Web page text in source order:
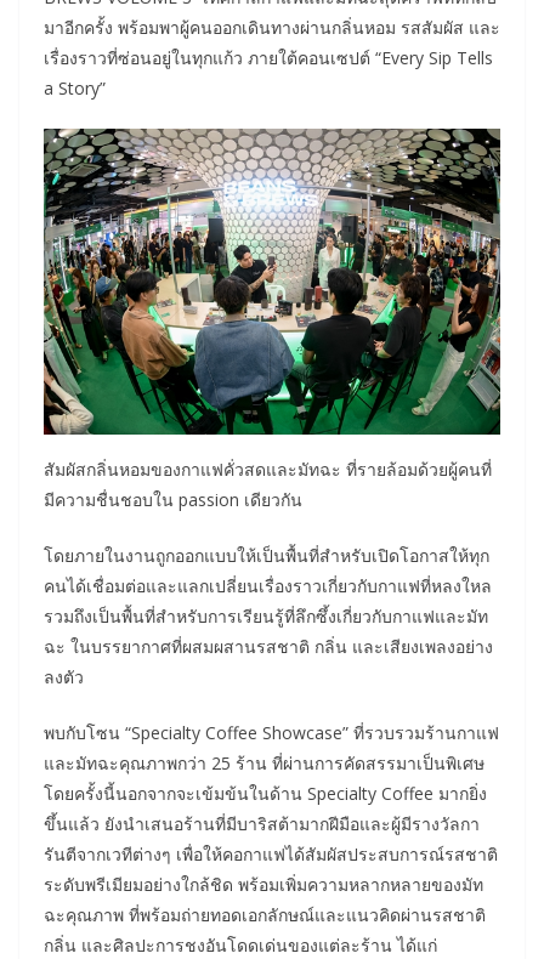
มาอีกครั้ง พร้อมพาผู้คนออกเดินทางผ่านกลิ่นหอม รสสัมผัส และ
เรื่องราวที่ซ่อนอยู่ในทุกแก้ว ภายใต้คอนเซปต์ “Every Sip Tells
a Story”
สัมผัสกลิ่นหอมของกาแฟคั่วสดและมัทฉะ ที่รายล้อมด้วยผู้คนที่
มีความชื่นชอบใน passion เดียวกัน
โดยภายในงานถูกออกแบบให้เป็นพื้นที่สำหรับเปิดโอกาสให้ทุก
คนได้เชื่อมต่อและแลกเปลี่ยนเรื่องราวเกี่ยวกับกาแฟที่หลงใหล
รวมถึงเป็นพื้นที่สำหรับการเรียนรู้ที่ลึกซึ้งเกี่ยวกับกาแฟและมัท
ฉะ ในบรรยากาศที่ผสมผสานรสชาติ กลิ่น และเสียงเพลงอย่าง
ลงตัว
พบกับโซน “Specialty Coffee Showcase” ที่รวบรวมร้านกาแฟ
และมัทฉะคุณภาพกว่า 25 ร้าน ที่ผ่านการคัดสรรมาเป็นพิเศษ
โดยครั้งนี้นอกจากจะเข้มข้นในด้าน Specialty Coffee มากยิ่ง
ขึ้นแล้ว ยังนำเสนอร้านที่มีบาริสต้ามากฝีมือและผู้มีรางวัลกา
รันตีจากเวทีต่างๆ เพื่อให้คอกาแฟได้สัมผัสประสบการณ์รสชาติ
ระดับพรีเมียมอย่างใกล้ชิด พร้อมเพิ่มความหลากหลายของมัท
ฉะคุณภาพ ที่พร้อมถ่ายทอดเอกลักษณ์และแนวคิดผ่านรสชาติ
กลิ่น และศิลปะการชงอันโดดเด่นของแต่ละร้าน ได้แก่